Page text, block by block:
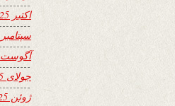
اکتبر 2025
سپتامبر 2025
آگوست 2025
جولای 2025
ژوئن 2025